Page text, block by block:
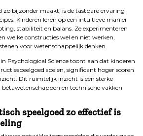
zo bijzonder maakt, is de tastbare ervaring
Kinderen leren op een intuïtieve manier
stabiliteit en balans. Ze experimenteren
welke constructies wel en niet werken,
voor wetenschappelijk denken.
Psychological Science toont aan dat kinderen
spelen, significant hoger scoren
Dit ruimtelijk inzicht is een sterke
bètawetenschappen en technische vakken
speelgoed zo effectief is